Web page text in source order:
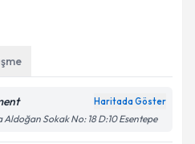
Haritada Göster
Aldoğan Sokak No: 18 D:10 Esentepe